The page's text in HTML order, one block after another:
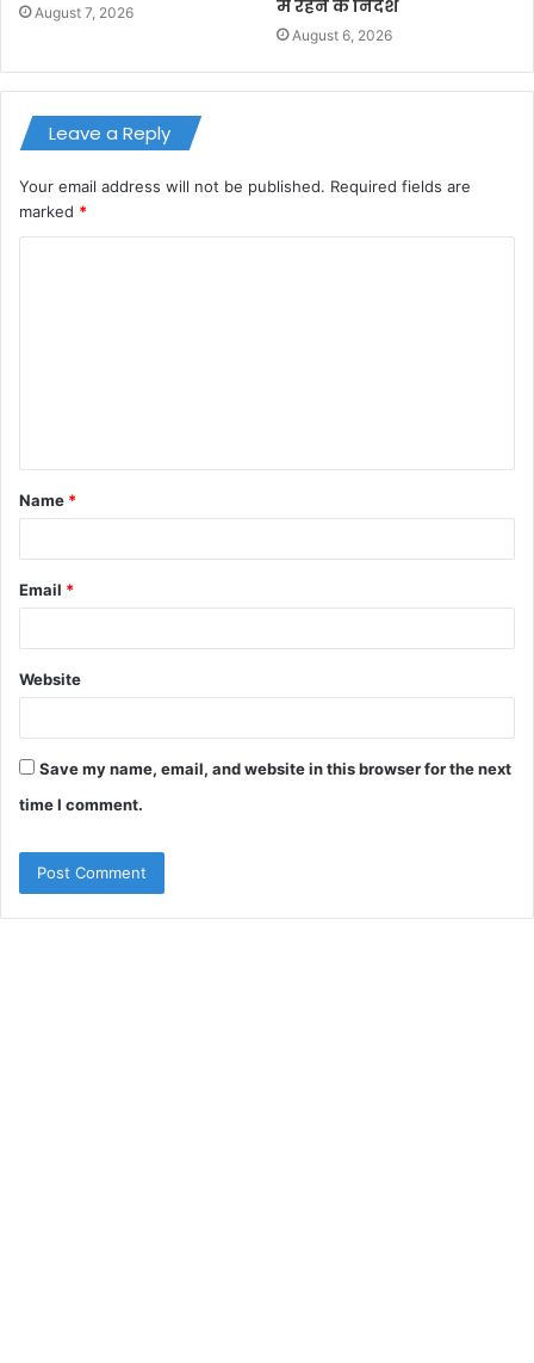
August 7, 2026
में रहने के निर्देश
August 6, 2026
Leave a Reply
Your email address will not be published. Required fields are
marked *
t
*
Name *
Email *
Website
Save my name, email, and website in this browser for the next
time I comment.